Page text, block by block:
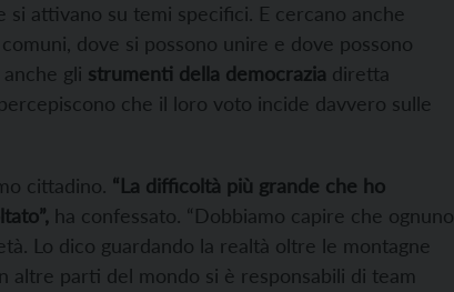
attivano su temi specifici. E cercano anche
dove si possono unire e dove possono
gli strumenti della democrazia diretta
che il loro voto incide davvero sulle
cittadino. “La difficoltà più grande che ho
ha confessato. “Dobbiamo capire che ognuno
Lo dico guardando la realtà oltre le montagne
altre parti del mondo si è responsabili di team